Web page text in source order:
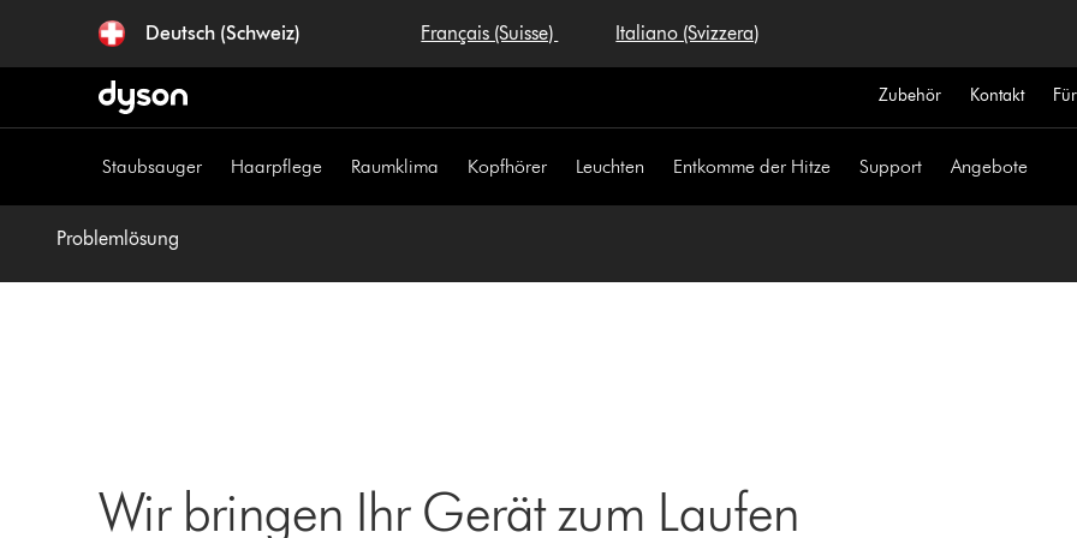
überspringen
Deutsch (Schweiz) Français (Suisse) Italiano (Svizzera)
Zubehör Kontakt
Staubsauger Haarpflege Raumklima Kopfhörer Leuchten Entkomme der Hitze Support Angebote
Problemlösung
Wir bringen Ihr Gerät zum Laufen